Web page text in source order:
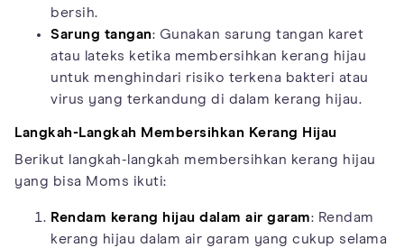
bersih.
Sarung tangan: Gunakan sarung tangan karet
atau lateks ketika membersihkan kerang hijau
untuk menghindari risiko terkena bakteri atau
virus yang terkandung di dalam kerang hijau.
Langkah-Langkah Membersihkan Kerang Hijau
Berikut langkah-langkah membersihkan kerang hijau
yang bisa Moms ikuti:
Rendam kerang hijau dalam air garam: Rendam
kerang hijau dalam air garam yang cukup selama